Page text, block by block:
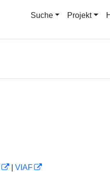
Suche Projekt
VIAF